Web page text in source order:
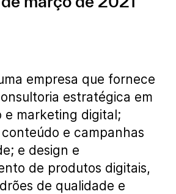
empresa que fornece
estratégica em
e marketing digital;
e campanhas
e design e
de produtos digitais,
de qualidade e